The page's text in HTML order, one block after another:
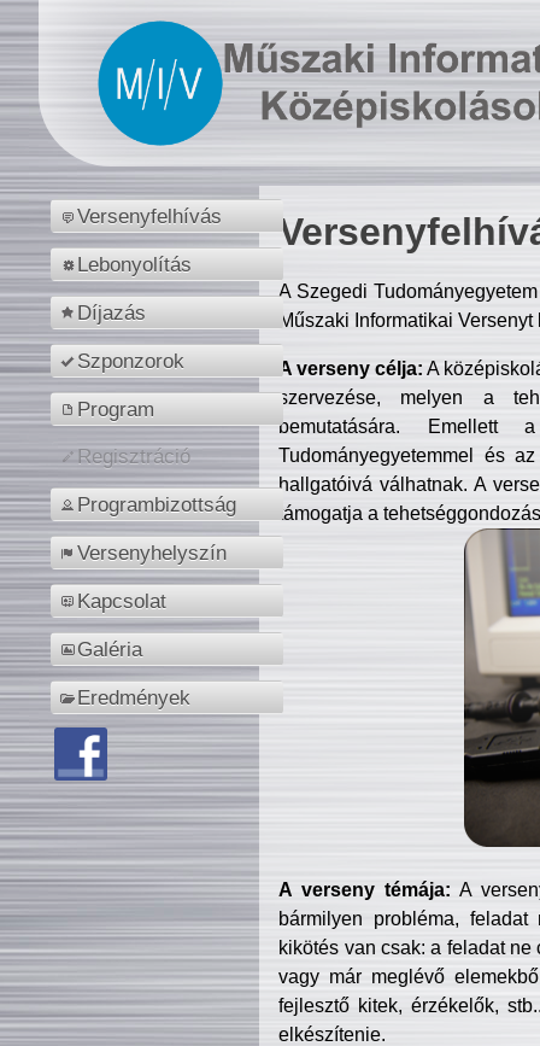
Versenyfelhívás
Lebonyolítás
Díjazás
Szponzorok
Program
Regisztráció
Programbizottság
Versenyhelyszín
Kapcsolat
Galéria
Eredmények
A Szegedi
Műszaki Informatikai
A verseny célja: A
szervezése, melyen a
bemutatására. Emellett
Tudományegyetemmel és
hallgatóivá válhatnak. A
támogatja a
A verseny témája: A
bármilyen probléma, feladat
kikötés van csak: a feladat
vagy már meglévő
fejlesztő kitek, érzékelők,
elkészítenie.